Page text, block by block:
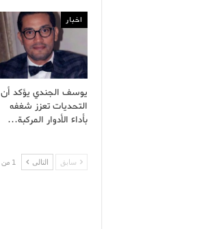
اخبار
يوسف الجندي يؤكد أن
التحديات تعزز شغفه
بأداء الأدوار المركبة…
سابق التالى 1 من 6٬934